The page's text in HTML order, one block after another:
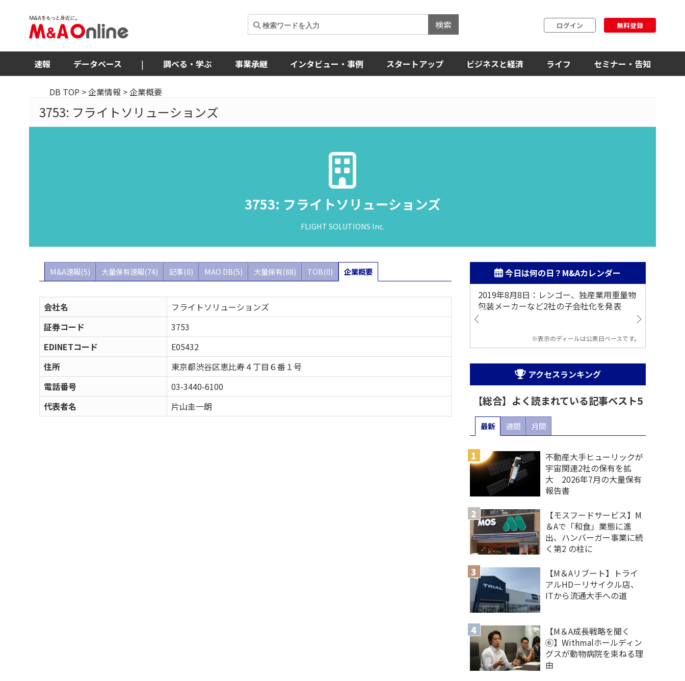
検索 ログイン 無料登録
速報 データベース | 調べる・学ぶ 事業承継 インタビュー・事例 スタートアップ ビジネスと経済 ライフ セミナー・告知
DB TOP >企業情報 > 企業概要
3753: フライトソリューションズ
3753: フライトソリューションズ
FLIGHT SOLUTIONS Inc.
M&A速報(5) 大量保有速報(74) 記事(0) MAO DB(5) 大量保有(88) TOB(0) 企業概要
会社名
フライトソリューションズ
証券コード
3753
EDINETコード
E05432
住所
東京都渋谷区恵比寿４丁目６番１号
電話番号
03-3440-6100
代表者名
片山圭一朗
今日は何の日？M&Aカレンダー
2019年8月8日：レンゴー、独産業用重量物
包装メーカーなど2社の子会社化を発表
※表示のディールは公表日ベースです。
アクセスランキング
【総合】よく読まれている記事ベスト5
最新 週間 月間
不動産大手ヒューリックが
宇宙関連2社の保有を拡
大 2026年7月の大量保有
報告書
【モスフードサービス】M
＆Aで「和食」業態に進
出、ハンバーガー事業に続
く第2 の柱に
【M＆Aリブート】トライ
アルHD－リサイクル店、
ITから流通大手への道
【M＆A 成長戦略を聞く
⑥】Withmalホールディン
グスが動物病院を束ねる理
由